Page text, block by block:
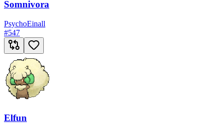
Somnivora
PsychoEinall
#547
Elfun